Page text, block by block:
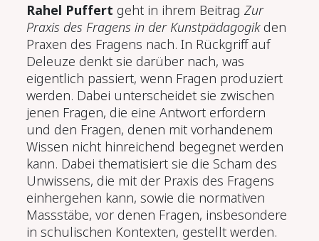
Rahel Puffert geht in ihrem BeitragZur
Praxis des Fragens in der Kunstpädagogikden
Praxen des Fragens nach. In Rückgriff auf
Deleuze denkt sie darüber nach, was
eigentlich passiert, wenn Fragen produziert
werden. Dabei unterscheidet sie zwischen
jenen Fragen, die eine Antwort erfordern
und den Fragen, denen mit vorhandenem
Wissen nicht hinreichend begegnet werden
kann. Dabei thematisiert sie die Scham des
Unwissens, die mit der Praxis des Fragens
einhergehen kann, sowie die normativen
Massstäbe, vor denen Fragen, insbesondere
in schulischen Kontexten, gestellt werden.